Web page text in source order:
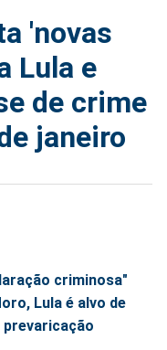
'novas
Lula e
de crime
janeiro
criminosa"
Lula é alvo de
prevaricação